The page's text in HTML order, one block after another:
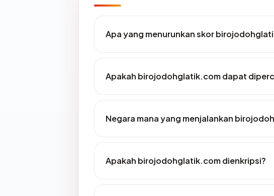
Apa yang menurunkan skor
Apakah birojodohglatik.com dapat
Negara mana yang menjalankan
Apakah birojodohglatik.com dienkripsi?